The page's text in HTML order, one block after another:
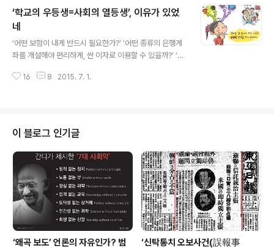
아졌을까? '세계 최고의 수업일수와 수업시수, 학습 내용
의 과다와 고난이도, 편중된 영·수 수업시수, 전국의 학생을
줄 세우고 경쟁을 내면화시키는 상대평가, 세계적으로 유
례를 찾기 어려운 기형적인 입시경쟁체제와 극심한 사교
육, 학습흥미도 OECD 최하위...' '유치원 단계에서부터 스
트레스를 주는 영어 학습 과열, 중학교 학교별 교과 집중
‘학교의 우등생=사회의 열등생’, 이유가 있었
네
‘어떤 보험이 내게 반드시 필요한가?’ ‘어떤 종류의 은행계
좌를 개설해야 편리하게, 싼 이자로 이용할 수 있을까?’ ‘불
교육이야기의 저자 박성숙씨가 한국교육신문에 쓴 글에 나
게 교육방향을 전환하게 된 이유는 17세 소녀가 자신의 트
위터 포스트에 쓴 “난 이제 거의 18세가 되었지만 세금이
나 집세 혹은 보험에 대해서 전혀 모른다. 그러나 4개나 되
는 언어로 시를 분석하는 데는 능하다.”는 몇 줄의 글이 교
육논쟁을 불붙여 독일 사회를 움직이면서 부터다. 박성숙
씨가 한국교육신문..
16 8 2015. 7. 1.
이 블로그 인기글
‘왜곡 보도’ 언론의 자유인가? 범
‘신탁통치 오보사건(誤報事